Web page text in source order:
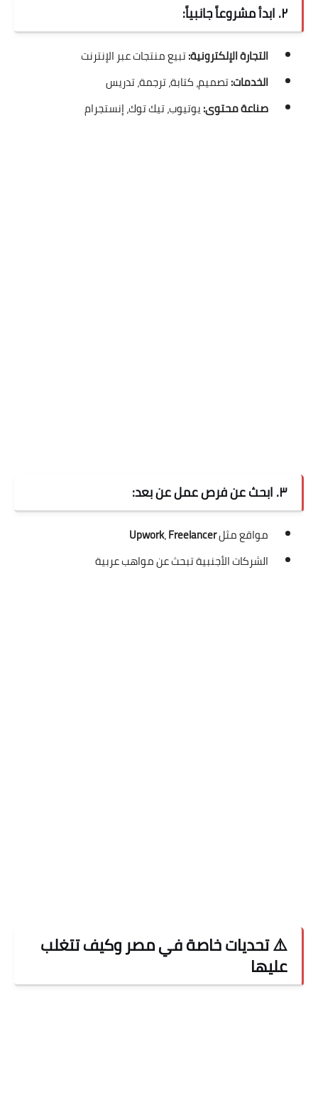
٢. ابدأ مشروعاً جانبياً:
التجارة الإلكترونية:تبيع منتجات عبر الإنترنت
الخدمات:تصميم، كتابة، ترجمة، تدريس
صناعة محتوى:يوتيوب، تيك توك، إنستجرام
٣. ابحث عن فرص عمل عن بعد:
مواقع مثل Upwork،Freelancer
الشركات الأجنبية تبحث عن مواهب عربية
⚠️ تحديات خاصة في مصر وكيف تتغلب
عليها